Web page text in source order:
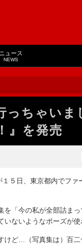
ニュース
NEWS
っちゃい
』を発売
５日、東京都内でファ
「今の私が全部詰ま
ないようなポーズが使
ど…（写真集は）百